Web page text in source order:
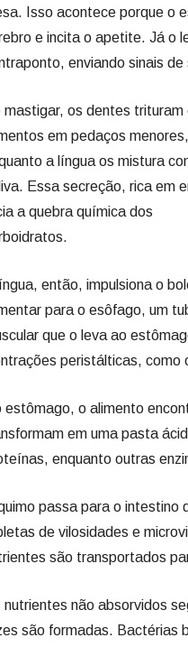
Isso acontece porque o
e incita o apetite. Já o
enviando sinais
mastigar, os dentes trituram
em pedaços menores,
a língua os mistura
Essa secreção, rica em
a quebra química dos
então, impulsiona o
para o esôfago, um
que o leva ao
peristálticas, como
estômago, o alimento
em uma pasta
enquanto outras
passa para o intestino
de vilosidades e
são transportados
nutrientes não absorvidos
são formadas. Bactérias